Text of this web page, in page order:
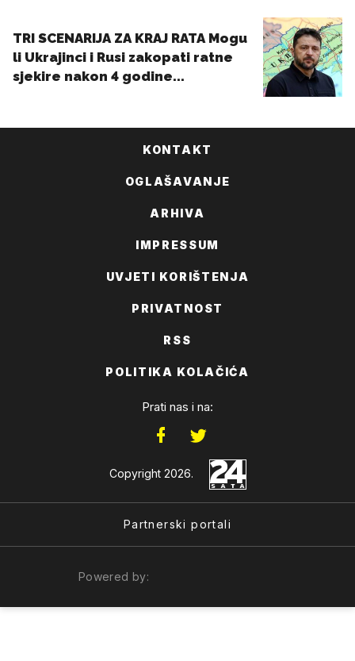
KONTAKT
OGLAŠAVANJE
ARHIVA
IMPRESSUM
UVJETI KORIŠTENJA
PRIVATNOST
RSS
POLITIKA KOLAČIĆA
Prati nas i na:
Copyright 2026.
Partnerski portali
Powered by: